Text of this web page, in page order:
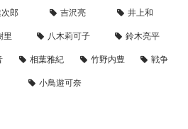
郎 吉沢亮
井上和
里 八木莉可子
鈴木亮平
相葉雅紀 竹野内豊
戦争
小鳥遊可奈